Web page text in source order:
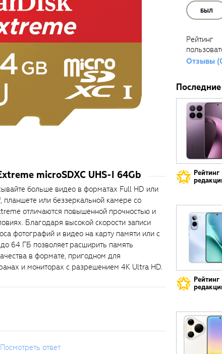
microSDXC UHS-I 64Gb
больше видео в форматах Full HD или
или беззеркальной камере со
отличаются повышенной прочностью и
Благодаря высокой скорости записи
фотографий и видео на карту памяти или с
64 ГБ позволяет расширить память
в формате, пригодном для
и мониторах с разрешением 4K Ultra HD.
Посмотреть ответ
БЫЛ
Рейтинг
Отзывы
Последние
Рейтинг
Рейтинг